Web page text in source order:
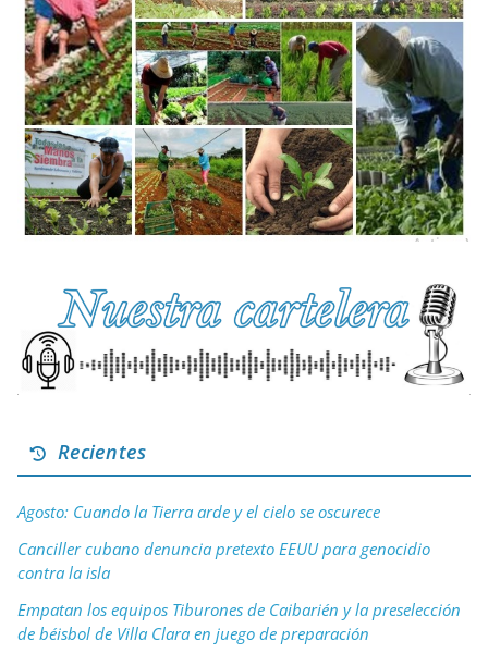
Recientes
Agosto: Cuando la Tierra arde y el cielo se oscurece
Canciller cubano denuncia pretexto EEUU para genocidio
contra la isla
Empatan los equipos Tiburones de Caibarién y la preselección
de béisbol de Villa Clara en juego de preparación